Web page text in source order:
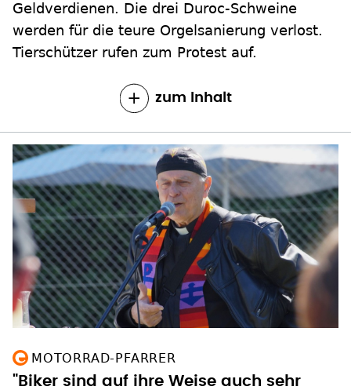
Geldverdienen. Die drei Duroc-Schweine
werden für die teure Orgelsanierung verlost.
Tierschützer rufen zum Protest auf.
zum Inhalt
MOTORRAD-PFARRER
"Biker sind auf ihre Weise auch sehr